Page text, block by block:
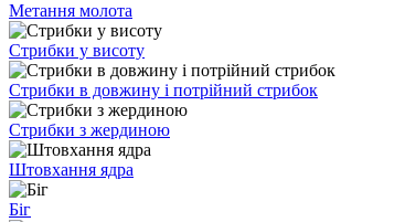
Метання молота
Стрибки у висоту
Стрибки в довжину і потрійний стрибок
Стрибки з жердиною
Штовхання ядра
Біг